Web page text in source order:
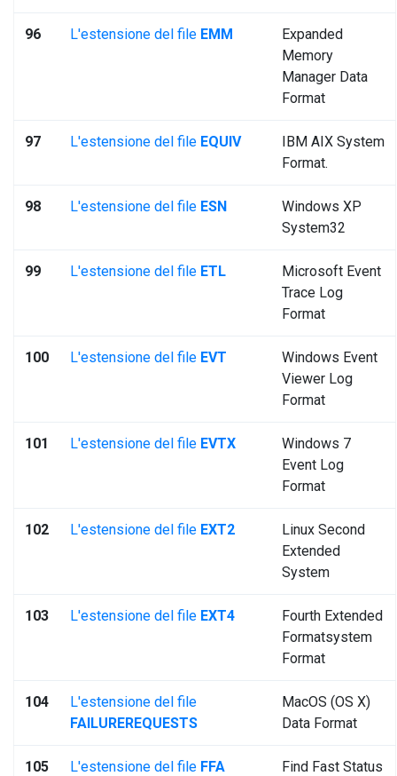
96 L'estensione del file EMM
Expanded
Memory
Manager Data
Format
97 L'estensione del file EQUIV
IBM AIX System
Format.
98 L'estensione del file ESN
Windows XP
System32
99 L'estensione del file ETL
Microsoft Event
Trace Log
Format
100 L'estensione del file EVT
Windows Event
Viewer Log
Format
101 L'estensione del file EVTX
Windows 7
Event Log
Format
102 L'estensione del file EXT2
Linux Second
Extended
System
103 L'estensione del file EXT4
Fourth Extended
Formatsystem
Format
104
L'estensione del file
FAILUREREQUESTS
MacOS (OS X)
Data Format
105 L'estensione del file FFA
Find Fast Status